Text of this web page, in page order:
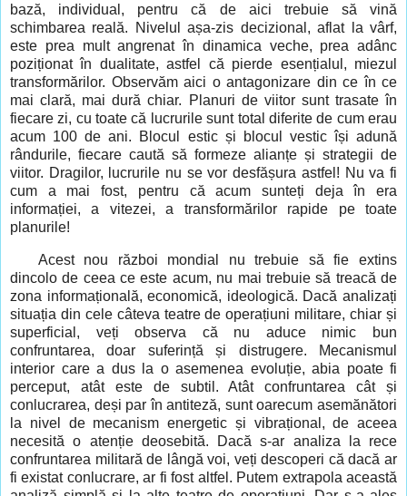
bază, individual, pentru că de aici trebuie să vină
schimbarea reală. Nivelul așa-zis decizional, aflat la vârf,
este prea mult angrenat în dinamica veche, prea adânc
poziționat în dualitate, astfel că pierde esențialul, miezul
transformărilor. Observăm aici o antagonizare din ce în ce
mai clară, mai dură chiar. Planuri de viitor sunt trasate în
fiecare zi, cu toate că lucrurile sunt total diferite de cum erau
acum 100 de ani. Blocul estic și blocul vestic își adună
rândurile, fiecare caută să formeze alianțe și strategii de
viitor. Dragilor, lucrurile nu se vor desfășura astfel! Nu va fi
cum a mai fost, pentru că acum sunteți deja în era
informației, a vitezei, a transformărilor rapide pe toate
planurile!
Acest nou război mondial nu trebuie să fie extins
dincolo de ceea ce este acum, nu mai trebuie să treacă de
zona informațională, economică, ideologică. Dacă analizați
situația din cele câteva teatre de operațiuni militare, chiar și
superficial, veți observa că nu aduce nimic bun
confruntarea, doar suferință și distrugere. Mecanismul
interior care a dus la o asemenea evoluție, abia poate fi
perceput, atât este de subtil. Atât confruntarea cât și
conlucrarea, deși par în antiteză, sunt oarecum asemănători
la nivel de mecanism energetic și vibrațional, de aceea
necesită o atenție deosebită. Dacă s-ar analiza la rece
confruntarea militară de lângă voi, veți descoperi că dacă ar
fi existat conlucrare, ar fi fost altfel. Putem extrapola această